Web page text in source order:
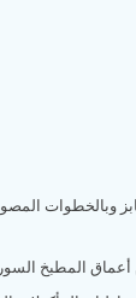
وبالخطوات
أعماق المطبخ